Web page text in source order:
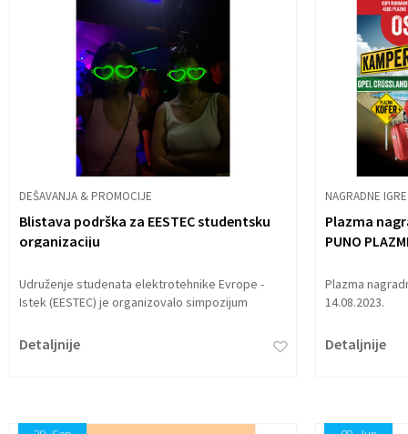
DEŠAVANJA & PROMOCIJE
Blistava podrška za EESTEC studentsku
organizaciju
Udruženje studenata elektrotehnike Evrope -
Istek (EESTEC) je organizovalo simpozijum
prisutno preko 60 studenata iz čitave Evrope.
Osim radionica i ostalih aktivnosti, Istek je
omogućavanje i doprinos projektu. U okviru
Detaljnije
NAGRADNE IGRE
Plazma
PUNO
Plazma
14.08.2023.
Detaljnije